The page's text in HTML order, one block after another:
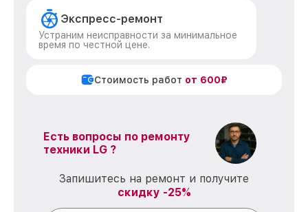
Экспресс-ремонт
Устраним неисправности за минимальное
время по честной цене.
Стоимость работ от 600₽
Есть вопросы по ремонту
техники LG ?
Запишитесь на ремонт и получите
скидку -25%